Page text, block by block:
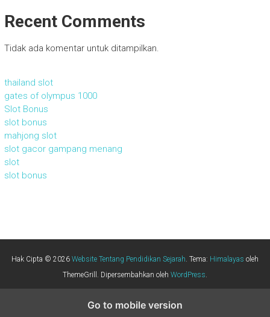
Recent Comments
Tidak ada komentar untuk ditampilkan.
thailand slot
gates of olympus 1000
Slot Bonus
slot bonus
mahjong slot
slot gacor gampang menang
slot
slot bonus
Hak Cipta © 2026 Website Tentang Pendidikan Sejarah. Tema: Himalayas oleh
ThemeGrill. Dipersembahkan oleh WordPress.
Go to mobile version